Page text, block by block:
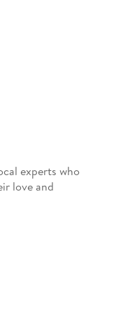
experts who
love and